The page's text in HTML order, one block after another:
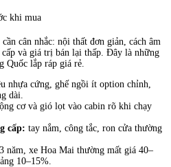
khi mua
cần cân nhắc: nội thất đơn giản, cách âm
và giá trị bán lại thấp. Đây là những
Quốc lắp ráp giá rẻ.
nhựa cứng, ghế ngồi ít option chỉnh,
dài.
cơ và gió lọt vào cabin rõ khi chạy
cấp: tay nắm, công tắc, ron cửa thường
năm, xe Hoa Mai thường mất giá 40–
10–15%.